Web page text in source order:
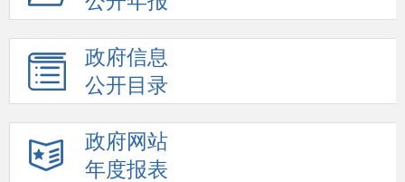
政府信息
公开目录
政府网站
年度报表